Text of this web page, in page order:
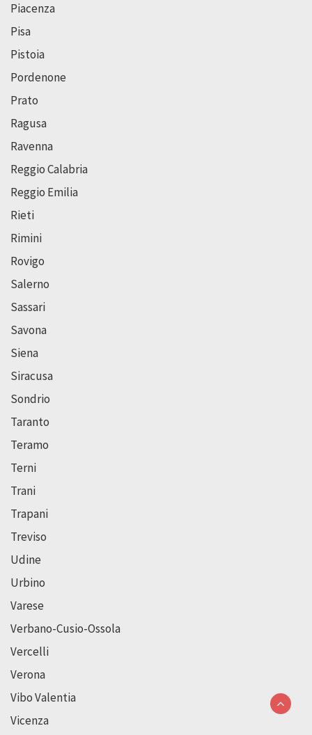
Piacenza
Pisa
Pistoia
Pordenone
Prato
Ragusa
Ravenna
Reggio Calabria
Reggio Emilia
Rieti
Rimini
Rovigo
Salerno
Sassari
Savona
Siena
Siracusa
Sondrio
Taranto
Teramo
Terni
Trani
Trapani
Treviso
Udine
Urbino
Varese
Verbano-Cusio-Ossola
Vercelli
Verona
Vibo Valentia
Vicenza